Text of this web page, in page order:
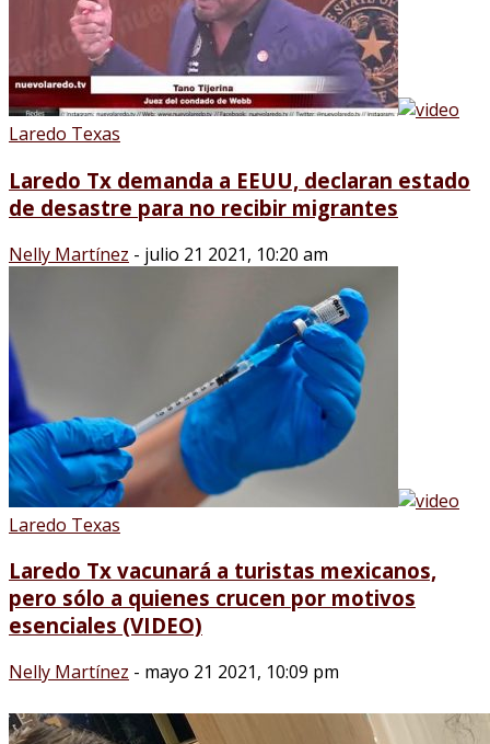
Laredo Texas
Laredo Tx demanda a EEUU, declaran estado
de desastre para no recibir migrantes
Nelly Martínez - julio 21 2021, 10:20 am
Laredo Texas
Laredo Tx vacunará a turistas mexicanos,
pero sólo a quienes crucen por motivos
esenciales (VIDEO)
Nelly Martínez - mayo 21 2021, 10:09 pm